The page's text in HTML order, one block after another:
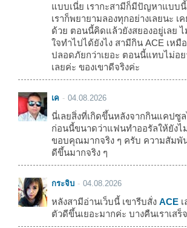
แบบเนี่ย เรากะสามีก็มีปัญหาแบบนี้
เราก็พยายามลองทุกอย่างเลยนะ
ด้วย ตอนนี้คิดแล้วยังสยองอยู่เลย
ใจทำไปได้ยังไง สามีกิน ACE เหมื
ปลอดภัยกว่าเยอะ ตอนนี้แทบไม่อ
เลยค่ะ ของเขาดีจริงค่ะ
เค 04.08.2026
นี่เลยสิ่งที่เกิดขึ้นหลังจากกินแคปซู
ก่อนนี้ขนาดว่าแฟนทำออรัลให้ยังไ
ขอบคุณมากจริง ๆ ครับ ความสัมพั
ดีขึ้นมากจริง ๆ
กระจิบ 04.08.2026
หลังสามีอ่านเว็บนี้ เขารีบสั่ง ACE
ตัวดีขึ้นเยอะมากค่ะ บางคืนเราเสร็